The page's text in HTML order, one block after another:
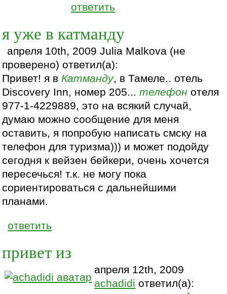
ответить
я уже в катманду
апреля 10th, 2009 Julia Malkova (не
проверено) ответил(а):
Привет! я вКатманду, в Тамеле.. отель
Discovery Inn, номер 205...телефон отеля
977-1-4229889, это на всякий случай,
думаю можно сообщение для меня
оставить, я попробую написать смску на
телефон для туризма))) и может подойду
сегодня к вейзен бейкери, очень хочется
пересечься! т.к. не могу пока
сориентироваться с дальнейшими
планами.
ответить
привет из
апреля 12th, 2009
achadidi ответил(а):